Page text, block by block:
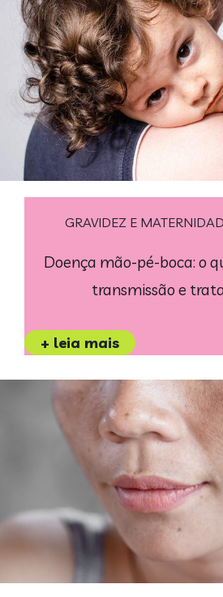
GRAVIDEZ E
Doença mão-pé-boca: o
transmissão e
+ leia mais